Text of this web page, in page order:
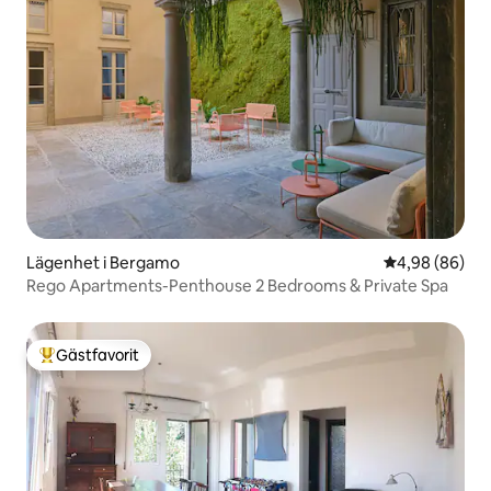
Lägenhet i Bergamo 4,98 av 5 i
4,98 (86)
Rego Apartments-Penthouse 2 Bedrooms & Private Spa
Populär gästfavorit
Gästfavorit